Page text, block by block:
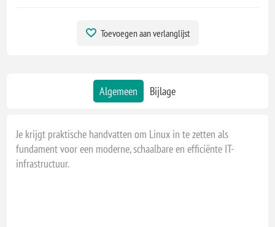
Toevoegen aan verlanglijst
Algemeen Bijlage
Je krijgt praktische handvatten om Linux in te zetten als
fundament voor een moderne, schaalbare en efficiënte IT-
infrastructuur.